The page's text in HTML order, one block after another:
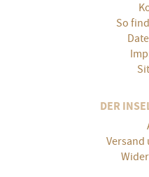
So
DER
Versand